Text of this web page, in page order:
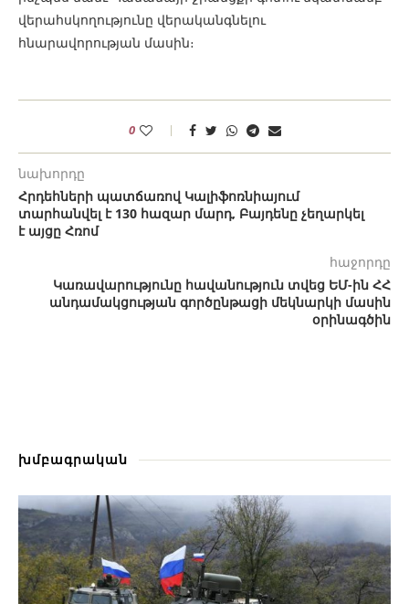
վերահսկողությունը վերականգնելու
հնարավորության մասին։
0
նախորդը
Հրդեհների պատճառով Կալիֆոռնիայում
տարհանվել է 130 հազար մարդ, Բայդենը չեղարկել
է այցը Հռոմ
հաջորդը
Կառավարությունը հավանություն տվեց ԵՄ-ին ՀՀ
անդամակցության գործընթացի մեկնարկի մասին
օրինագծին
խմբագրական